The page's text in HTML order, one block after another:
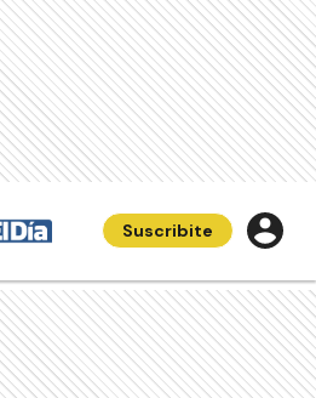
Suscribite